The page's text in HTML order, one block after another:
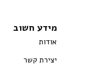
מידע חשוב
אודות
יצירת קשר